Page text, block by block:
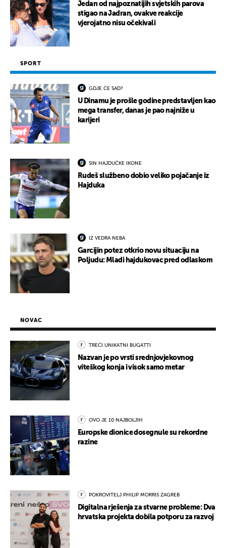
Jedan od najpoznatijih svjetskih parova
stigao na Jadran, ovakve reakcije
vjerojatno nisu očekivali
SPORT
GDJE ĆE SAD?
U Dinamu je prošle godine predstavljen kao
mega transfer, danas je pao najniže u
karijeri
SIN HAJDUČKE IKONE
Rudeš službeno dobio veliko pojačanje iz
Hajduka
IZ VEDRA NEBA
Garcijin potez otkrio novu situaciju na
Poljudu: Mladi hajdukovac pred odlaskom
NOVAC
TREĆI UNIKATNI BUGATTI
Nazvan je po vrsti srednjovjekovnog
viteškog konja i visok samo metar
OVO JE 10 NAJBOLJIH
Europske dionice dosegnule su rekordne
razine
POKROVITELJ PHILIP MORRIS ZAGREB
Digitalna rješenja za stvarne probleme: Dva
hrvatska projekta dobila potporu za razvoj